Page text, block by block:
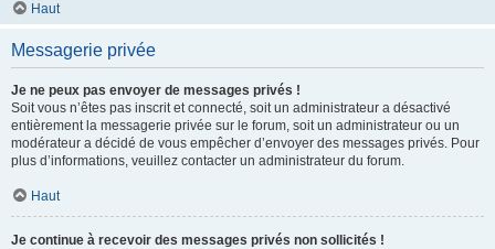
Haut
Messagerie privée
Je ne peux pas envoyer de messages privés !
Soit vous n’êtes pas inscrit et connecté, soit un administrateur a désactivé
entièrement la messagerie privée sur le forum, soit un administrateur ou un
modérateur a décidé de vous empêcher d’envoyer des messages privés. Pour
plus d’informations, veuillez contacter un administrateur du forum.
Haut
Je continue à recevoir des messages privés non sollicités !